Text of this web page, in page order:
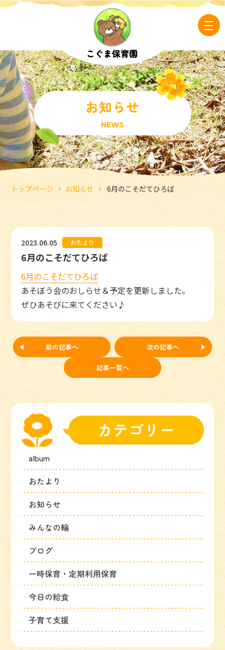
お知らせ
NEWS
トップページ お知らせ 6月のこそだてひろば
2023.06.05 おたより
6月のこそだてひろば
6月のこそだてひろば
あそぼう会のおしらせ＆予定を更新しました。
ぜひあそびに来てください♪
前の記事へ
記事一覧へ
次の記事へ
album
おたより
お知らせ
みんなの輪
ブログ
一時保育・定期利用保育
今日の給食
子育て支援